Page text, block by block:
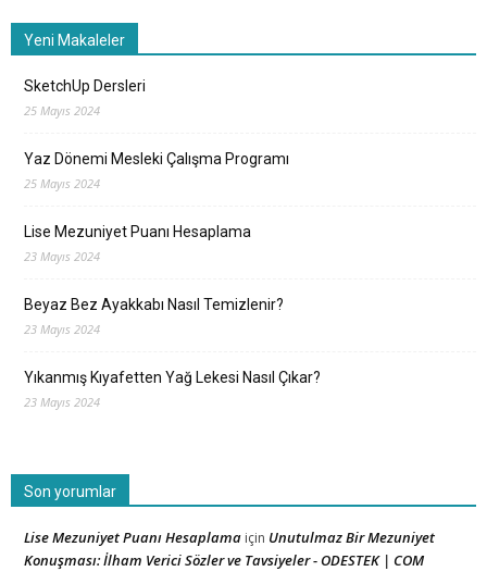
Yeni Makaleler
SketchUp Dersleri
25 Mayıs 2024
Yaz Dönemi Mesleki Çalışma Programı
25 Mayıs 2024
Lise Mezuniyet Puanı Hesaplama
23 Mayıs 2024
Beyaz Bez Ayakkabı Nasıl Temizlenir?
23 Mayıs 2024
Yıkanmış Kıyafetten Yağ Lekesi Nasıl Çıkar?
23 Mayıs 2024
Son yorumlar
Lise Mezuniyet Puanı Hesaplama için Unutulmaz Bir Mezuniyet
Konuşması: İlham Verici Sözler ve Tavsiyeler - ODESTEK | COM